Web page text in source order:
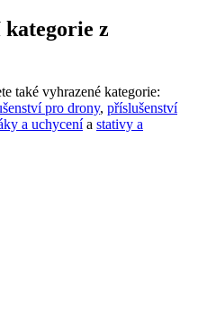
kategorie z
také vyhrazené kategorie:
pro drony, příslušenství
a uchycenía stativy a